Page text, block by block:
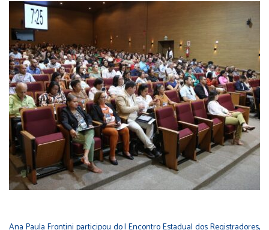
Ana Paula Frontini participou do I Encontro Estadual dos Registradores,